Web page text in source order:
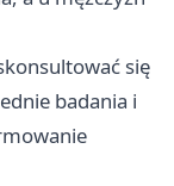
się
badania i